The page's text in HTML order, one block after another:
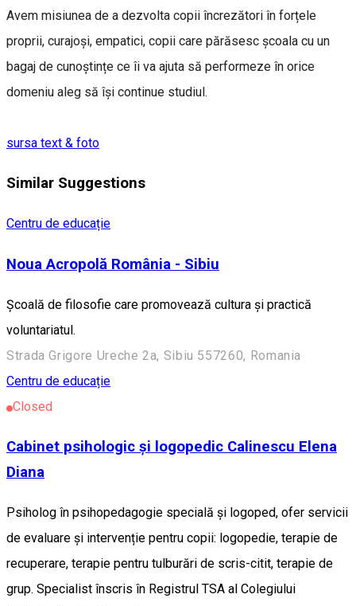
Avem misiunea de a dezvolta copii încrezători în forțele
proprii, curajoși, empatici, copii care părăsesc școala cu un
bagaj de cunoștințe ce îi va ajuta să performeze în orice
domeniu aleg să își continue studiul.
sursa text & foto
Similar Suggestions
Centru de educație
Noua Acropolă România - Sibiu
Școală de filosofie care promovează cultura și practică
voluntariatul.
Strada Grigore Ureche 2a, Sibiu 557260, Romania
Centru de educație
Closed
Cabinet psihologic și logopedic Calinescu Elena
Diana
Psiholog în psihopedagogie specială și logoped, ofer servicii
de evaluare și intervenție pentru copii: logopedie, terapie de
recuperare, terapie pentru tulburări de scris-citit, terapie de
grup. Specialist înscris în Registrul TSA al Colegiului